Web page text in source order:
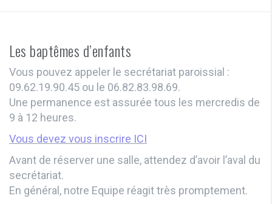
Les baptêmes d’enfants
Vous pouvez appeler le secrétariat paroissial :
09.62.19.90.45 ou le 06.82.83.98.69.
Une permanence est assurée tous les mercredis de
9 à 12 heures.
Vous devez vous inscrire ICI
Avant de réserver une salle, attendez d’avoir l’aval du
secrétariat.
En général, notre Equipe réagit très promptement.